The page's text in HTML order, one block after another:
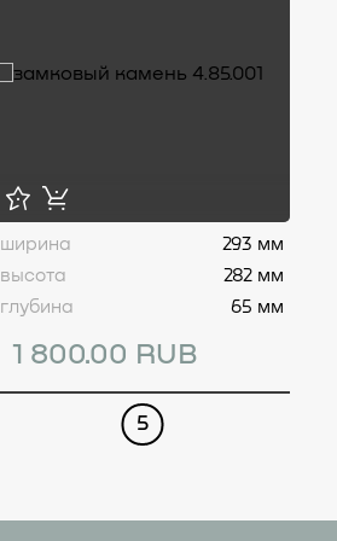
1 800.00 RUB
ширина
293 мм
высота
282 мм
глубина
65 мм
5